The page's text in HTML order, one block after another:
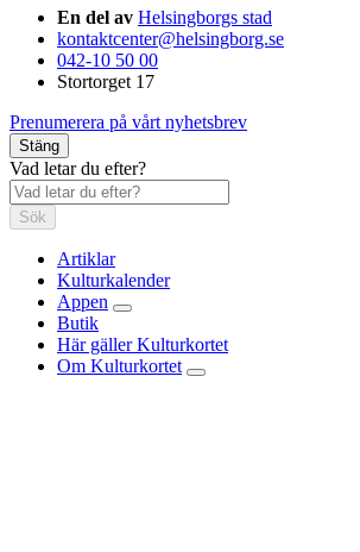
En del av Helsingborgs stad
kontaktcenter@helsingborg.se
042-10 50 00
Stortorget 17
Prenumerera på vårt nyhetsbrev
Stäng
Vad letar du efter?
Sök
Artiklar
Kulturkalender
Appen
Butik
Här gäller Kulturkortet
Om Kulturkortet